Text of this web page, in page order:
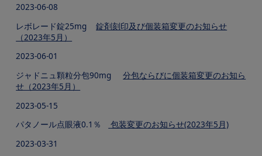
2023-06-08
レボレード錠25mg錠剤刻印及び個装箱変更のお知らせ
（2023年5月）
2023-06-01
ジャドニュ顆粒分包90mg分包ならびに個装箱変更のお知ら
せ（2023年5月）
2023-05-15
パタノール点眼液0.1％
包装変更のお知らせ(2023年5月)
2023-03-31